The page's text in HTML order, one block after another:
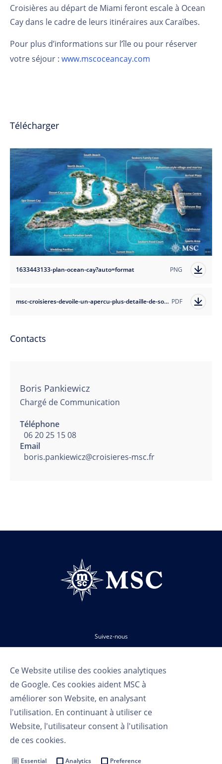
Ce Website utilise des cookies analytiques
de Google. Ces cookies aident MSC à
améliorer son Website, en analysant
l'utilisation. En continuant à utiliser ce
Website, l'utilisateur consent à l'utilisation
de ces cookies.
Essential Analytics Preference
Croisières au départ de Miami feront escale à Ocean
Cay dans le cadre de leurs itinéraires aux Caraïbes.
Pour plus d’informations sur l’île ou pour réserver
votre séjour : www.mscoceancay.com
Télécharger
1633443133-plan-ocean-cay?auto=format PNG
msc-croisieres-devoile-un-apercu-plus-detaille-de-son-ile-privee-aux-bahamas-ocean-cay PDF
Contacts
Boris Pankiewicz
Chargé de Communication
Téléphone
06 20 25 15 08
Email
boris.pankiewicz@croisieres-msc.fr
Suivez-nous
Cookie Settings